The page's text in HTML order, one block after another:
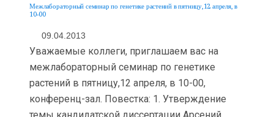
Межлабораторный семинар по генетике растений в пятницу,12 апреля, в
10-00
09.04.2013
Уважаемые коллеги, приглашаем вас на
межлабораторный семинар по генетике
растений в пятницу,12 апреля, в 10-00,
конференц-зал. Повестка: 1. Утверждение